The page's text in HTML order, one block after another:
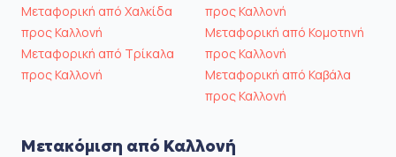
Μεταφορική από Χαλκίδα
προς Καλλονή
Μεταφορική από Τρίκαλα
προς Καλλονή
προς Καλλονή
Μεταφορική από Κομοτηνή
προς Καλλονή
Μεταφορική από Καβάλα
προς Καλλονή
Μετακόμιση από Καλλονή